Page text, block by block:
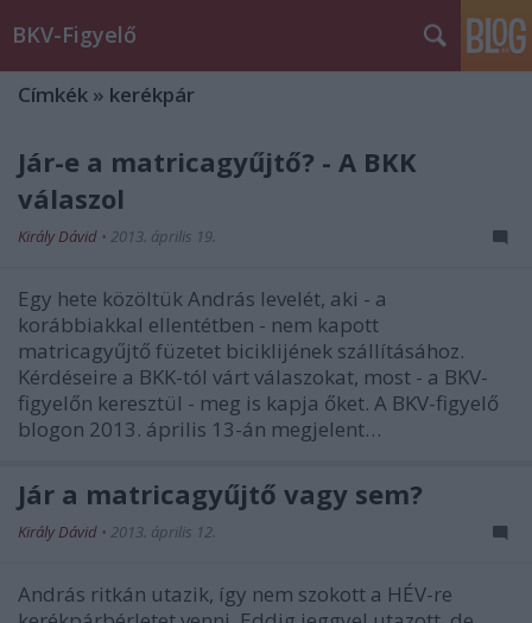
BKV-Figyelő
Címkék » kerékpár
Jár-e a matricagyűjtő? - A BKK
válaszol
Király Dávid • 2013. április 19.
Egy hete közöltük András levelét, aki - a
korábbiakkal ellentétben - nem kapott
matricagyűjtő füzetet biciklijének szállításához.
Kérdéseire a BKK-tól várt válaszokat, most - a BKV-
figyelőn keresztül - meg is kapja őket. A BKV-figyelő
blogon 2013. április 13-án megjelent…
Jár a matricagyűjtő vagy sem?
Király Dávid • 2013. április 12.
András ritkán utazik, így nem szokott a HÉV-re